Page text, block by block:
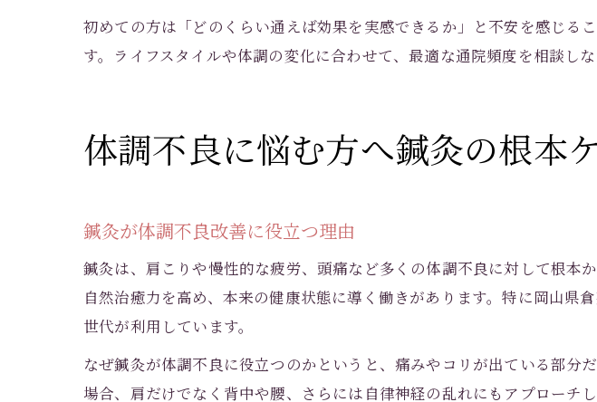
初めての方は「どのくらい通えば効果を実感できるか」と不安を感じる
す。ライフスタイルや体調の変化に合わせて、最適な通院頻度を相談し
体調不良に悩む方へ鍼灸の根本
鍼灸が体調不良改善に役立つ理由
鍼灸は、肩こりや慢性的な疲労、頭痛など多くの体調不良に対して根本
自然治癒力を高め、本来の健康状態に導く働きがあります。特に岡山
世代が利用しています。
なぜ鍼灸が体調不良に役立つのかというと、痛みやコリが出ている部
場合、肩だけでなく背中や腰、さらには自律神経の乱れにもアプロー